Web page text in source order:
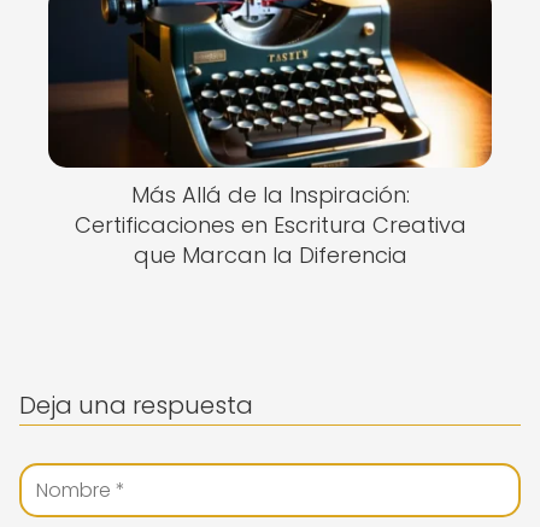
Más Allá de la Inspiración:
Certificaciones en Escritura Creativa
que Marcan la Diferencia
Deja una respuesta